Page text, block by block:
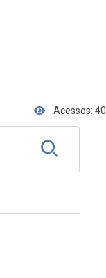
Acessos: 40